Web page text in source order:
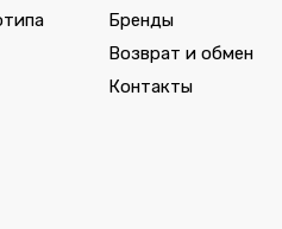
Бренды
Возврат и обмен
Контакты